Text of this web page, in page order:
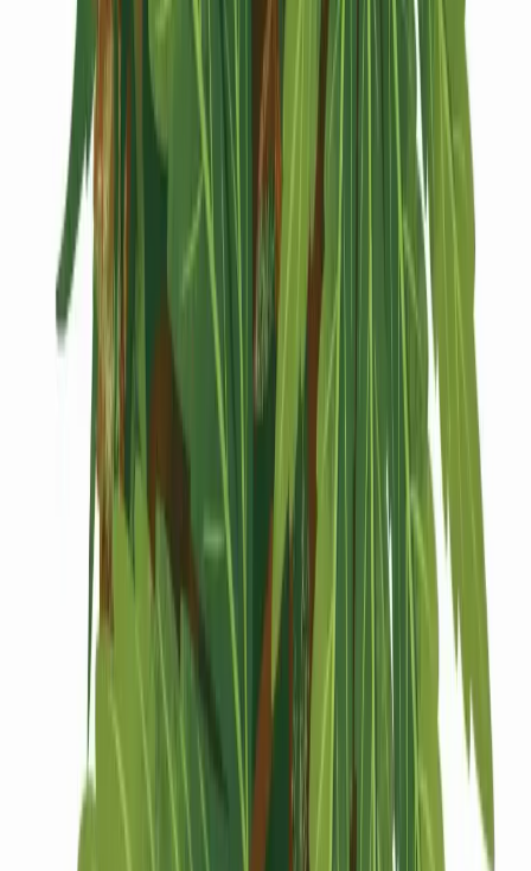
Kapseln
Drinkables